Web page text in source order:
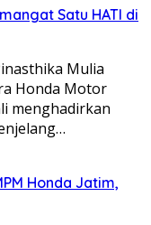
Satu HATI di
Mulia
Honda Motor
menghadirkan
Honda Jatim,